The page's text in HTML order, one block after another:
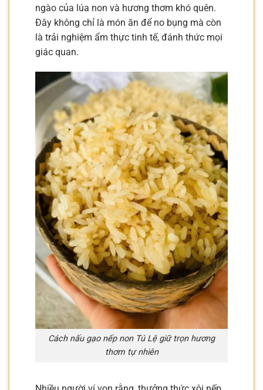
ngào của lúa non và hương thơm khó quên.
Đây không chỉ là món ăn để no bụng mà còn
là trải nghiệm ẩm thực tinh tế, đánh thức mọi
giác quan.
Cách nấu gạo nếp non Tú Lệ giữ trọn hương
thơm tự nhiên